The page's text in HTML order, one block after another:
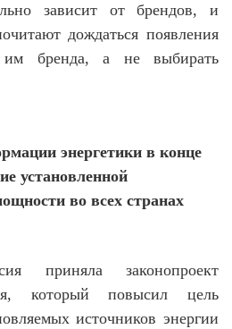
зависит от брендов, и
дождаться появления
бренда, а не выбирать
энергетики в конце
установленной
во всех странах
приняла законопроект
который повысил цель
источников энергии